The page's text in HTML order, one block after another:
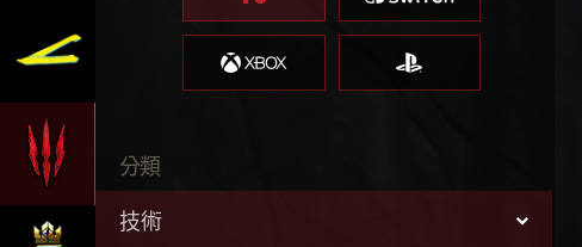
分類
技術